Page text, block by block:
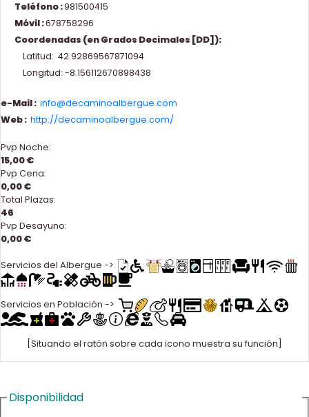
Teléfono :981500415
Móvil :678758296
Coordenadas (en Grados Decimales [DD]):
Latitud: 42.92869567871094
Longitud: -8.156112670898438
e-Mail : info@decaminoalbergue.com
Web : http://decaminoalbergue.com/
Pvp Noche:
15,00 €
Pvp Cena:
0,00 €
Total Plazas:
46
Pvp Desayuno:
0,00 €
Servicios del Albergue ->
Servicios en Población ->
[Situando el ratón sobre cada icono muestra su función]
Disponibilidad